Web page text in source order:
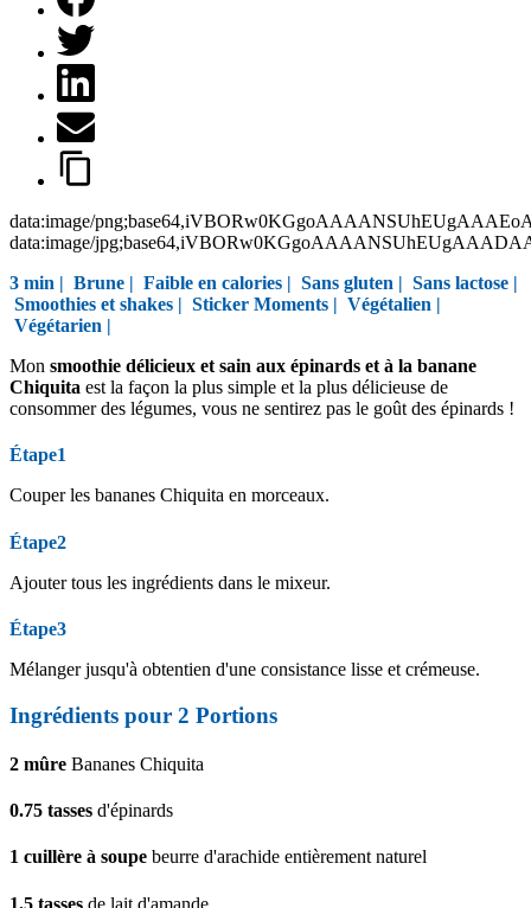
data:image/
data:image/
3 min | Brune | Faible en calories | Sans gluten | Sans lactose |
Smoothies et shakes | Sticker Moments | Végétalien |
Végétarien |
Mon smoothie délicieux et sain aux épinards et à la banane
Chiquita est la façon la plus simple et la plus délicieuse de
consommer des légumes, vous ne sentirez pas le goût des épinards !
Étape1
Couper les bananes Chiquita en morceaux.
Étape2
Ajouter tous les ingrédients dans le mixeur.
Étape3
Mélanger jusqu'à obtentien d'une consistance lisse et crémeuse.
Ingrédients pour 2 Portions
2 mûre Bananes Chiquita
0.75 tasses d'épinards
1 cuillère à soupe beurre d'arachide entièrement naturel
1.5 tasses de lait d'amande